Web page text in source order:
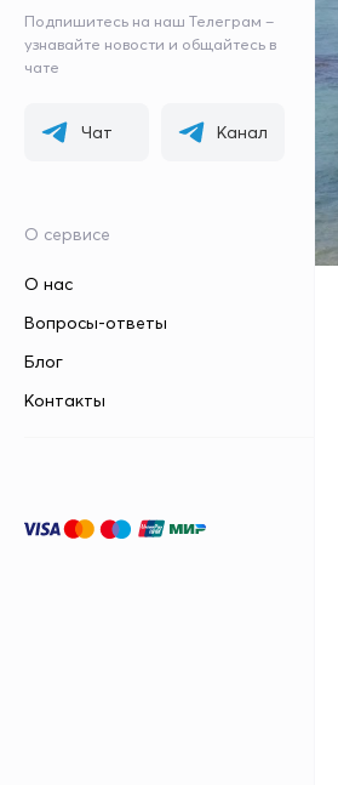
Подпишитесь на наш Телеграм –
узнавайте новости и общайтесь в
чате
Чат Канал
О сервисе
О нас
Вопросы-ответы
Блог
Контакты